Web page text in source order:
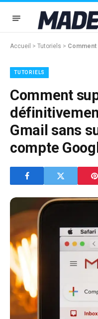
Accueil > Tutoriels > Comment
TUTORIELS
Comment
Gmail sans
compte